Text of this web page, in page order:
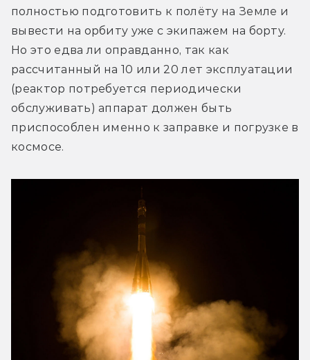
полностью подготовить к полёту на Земле и
вывести на орбиту уже с экипажем на борту.
Но это едва ли оправданно, так как
рассчитанный на 10 или 20 лет эксплуатации
(реактор потребуется периодически
обслуживать) аппарат должен быть
приспособлен именно к заправке и погрузке в
космосе.